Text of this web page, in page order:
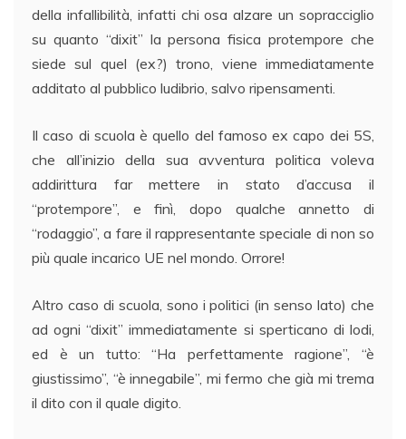
della infallibilità, infatti chi osa alzare un sopracciglio
su quanto “dixit” la persona fisica protempore che
siede sul quel (ex?) trono, viene immediatamente
additato al pubblico ludibrio, salvo ripensamenti.
Il caso di scuola è quello del famoso ex capo dei 5S,
che all’inizio della sua avventura politica voleva
addirittura far mettere in stato d’accusa il
“protempore”, e finì, dopo qualche annetto di
“rodaggio”, a fare il rappresentante speciale di non so
più quale incarico UE nel mondo. Orrore!
Altro caso di scuola, sono i politici (in senso lato) che
ad ogni “dixit” immediatamente si sperticano di lodi,
ed è un tutto: “Ha perfettamente ragione”, “è
giustissimo”, “è innegabile”, mi fermo che già mi trema
il dito con il quale digito.